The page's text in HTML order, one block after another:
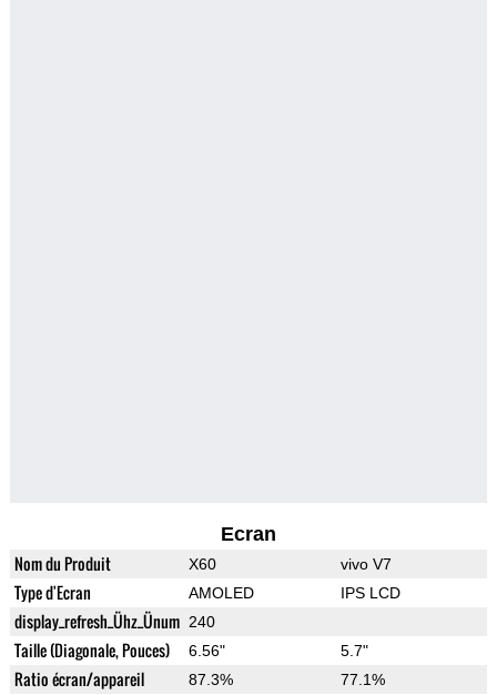
Ecran
Nom du Produit X60 vivo V7
Type d'Ecran AMOLED IPS LCD
display_refresh_Ühz_Ünum 240
Taille (Diagonale, Pouces) 6.56" 5.7"
Ratio écran/appareil 87.3% 77.1%